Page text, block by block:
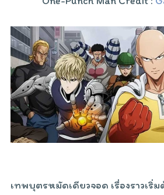
เทพบุตรหมัดเดียวจอด เรื่องราวเริ่